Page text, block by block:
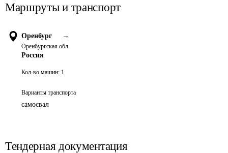
Маршруты и транспорт
Оренбург →
Оренбургская обл.
Россия
Кол-во машин: 1
Варианты транспорта
самосвал
Тендерная документация